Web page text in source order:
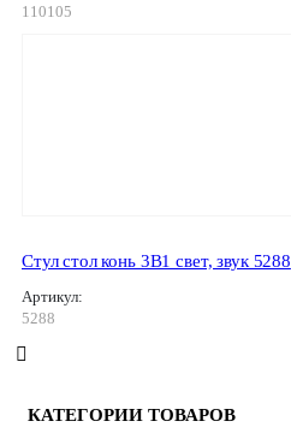
110105
Стул стол конь 3В1 свет, звук 5288
Артикул:
5288
КАТЕГОРИИ ТОВАРОВ